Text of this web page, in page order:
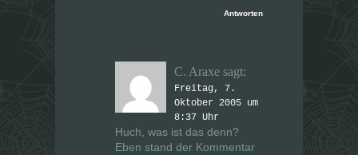
Antworten
C. Araxe sagt:
Freitag, 7.
Oktober 2005 um
8:37 Uhr
Huch, was ist das denn?
Eben stand der Kommentar